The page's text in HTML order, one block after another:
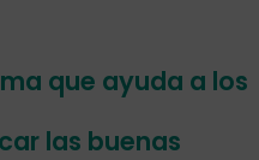
que ayuda a los
las buenas